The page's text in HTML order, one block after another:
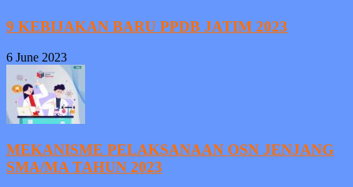
9 KEBIJAKAN BARU PPDB JATIM 2023
6 June 2023
MEKANISME PELAKSANAAN OSN JENJANG
SMA/MA TAHUN 2023